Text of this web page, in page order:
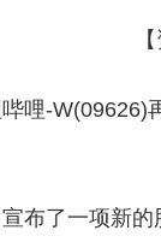
哩-
布了一项新